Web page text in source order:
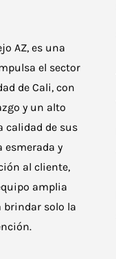
AZ, es una
el sector
de Cali, con
y un alto
calidad de sus
esmerada y
al cliente,
amplia
brindar solo la